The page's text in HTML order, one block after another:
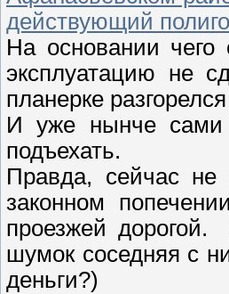
действующий
На основании
эксплуатацию не
планерке
И уже нынче сами
подъехать.
Правда, сейчас не
законном
проезжей дорогой.
шумок соседняя с
деньги?)